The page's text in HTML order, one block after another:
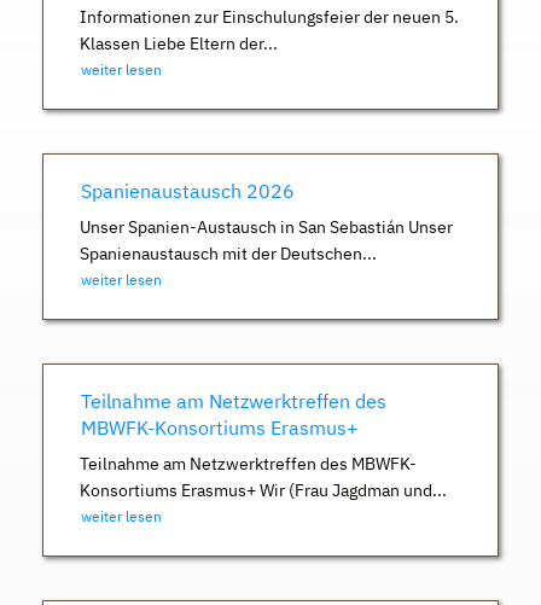
Informationen zur Einschulungsfeier der neuen 5.
Klassen Liebe Eltern der...
weiter lesen
Spanienaustausch 2026
Unser Spanien-Austausch in San Sebastián Unser
Spanienaustausch mit der Deutschen...
weiter lesen
Teilnahme am Netzwerktreffen des
MBWFK-Konsortiums Erasmus+
Teilnahme am Netzwerktreffen des MBWFK-
Konsortiums Erasmus+ Wir (Frau Jagdman und...
weiter lesen